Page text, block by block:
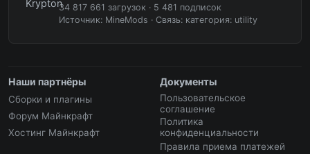
34 817 661 загрузок · 5 481 подписок
Источник: MineMods · Связь: категория: utility
Наши партнёры
Сборки и плагины
Форум Майнкрафт
Хостинг Майнкрафт
Документы
Пользовательское
соглашение
Политика
конфиденциальности
Правила приема платежей